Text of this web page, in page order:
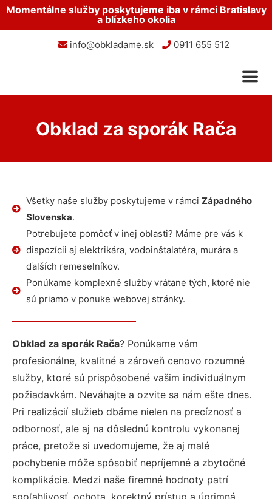
Momentálne služby poskytujeme iba v rámci Bratislavy
a blízkeho okolia
info@obkladame.sk 0911 655 512
Obklad za sporák Rača
Všetky naše služby poskytujeme v rámci Západného
Slovenska.
Potrebujete pomôcť v inej oblasti? Máme pre vás k
dispozícii aj elektrikára, vodoinštalatéra, murára a
ďalších remeselníkov.
Ponúkame komplexné služby vrátane tých, ktoré nie
sú priamo v ponuke webovej stránky.
Obklad za sporák Rača? Ponúkame vám
profesionálne, kvalitné a zároveň cenovo rozumné
služby, ktoré sú prispôsobené vašim individuálnym
požiadavkám. Neváhajte a ozvite sa nám ešte dnes.
Pri realizácií služieb dbáme nielen na precíznosť a
odbornosť, ale aj na dôslednú kontrolu vykonanej
práce, pretože si uvedomujeme, že aj malé
pochybenie môže spôsobiť nepríjemné a zbytočné
komplikácie. Medzi naše firemné hodnoty patrí
spoľahlivosť, ochota, korektný prístup a úprimná